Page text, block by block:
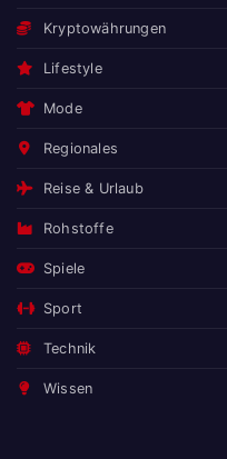
Kryptowährungen
Lifestyle
Mode
Regionales
Reise & Urlaub
Rohstoffe
Spiele
Sport
Technik
Wissen